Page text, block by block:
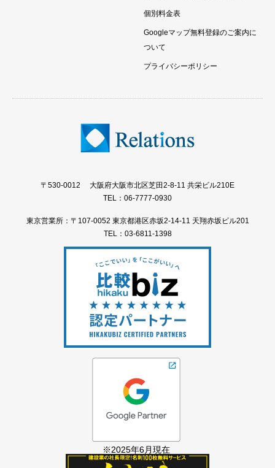
個別料金表
Googleマップ無料登録のご案内に
ついて
プライバシーポリシー
〒530-0012 大阪府大阪市北区芝田2-8-11 共栄ビル210E
TEL：06-7777-0930
東京営業所：〒107-0052 東京都港区赤坂2-14-11 天翔赤坂ビル201
TEL：03-6811-1398
※2025年6月現在